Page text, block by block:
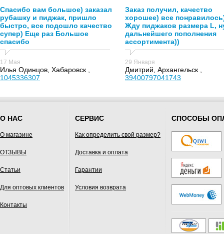
Спасибо вам большое) заказал
рубашку и пиджак, пришло
быстро, все подошло качество
супер) Еще раз Большое
спасибо
17 Мая
Илья Одинцов, Хабаровск ,
1045336307
Заказ получил, качество
хорошее) все
Жду пиджаков размера L,
дальнейшего пополнения
ассортимента))
29 Января
Дмитрий, Архангельск ,
39400797041743
О НАС
О магазине
ОТЗЫВЫ
Статьи
Для оптовых клиентов
Контакты
СЕРВИС
Как определить свой размер?
Доставка и оплата
Гарантии
Условия возврата
СПОСОБЫ